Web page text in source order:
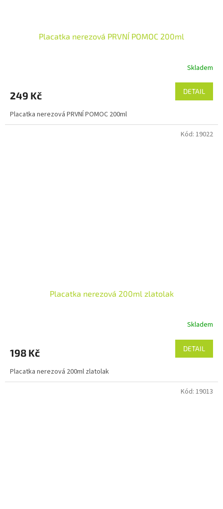
Placatka nerezová PRVNÍ POMOC 200ml
Skladem
249 Kč DETAIL
Placatka nerezová PRVNÍ POMOC 200ml
Placatka nerezová 200ml zlatolak
Skladem
198 Kč DETAIL
Placatka nerezová 200ml zlatolak
Kód: 19022
Kód: 19013